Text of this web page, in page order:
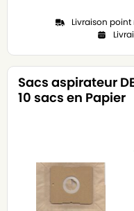
Livraison point
Sacs aspirateur
10 sacs en Papier